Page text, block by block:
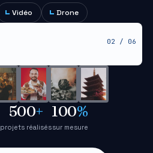
Vidéo Drone
03 / 06
500+
projets réalisés
100%
sur mesure